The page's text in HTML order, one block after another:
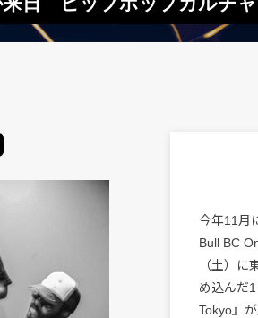
今年11月
Bull BC
（土）
め込んだ
Tokyo』